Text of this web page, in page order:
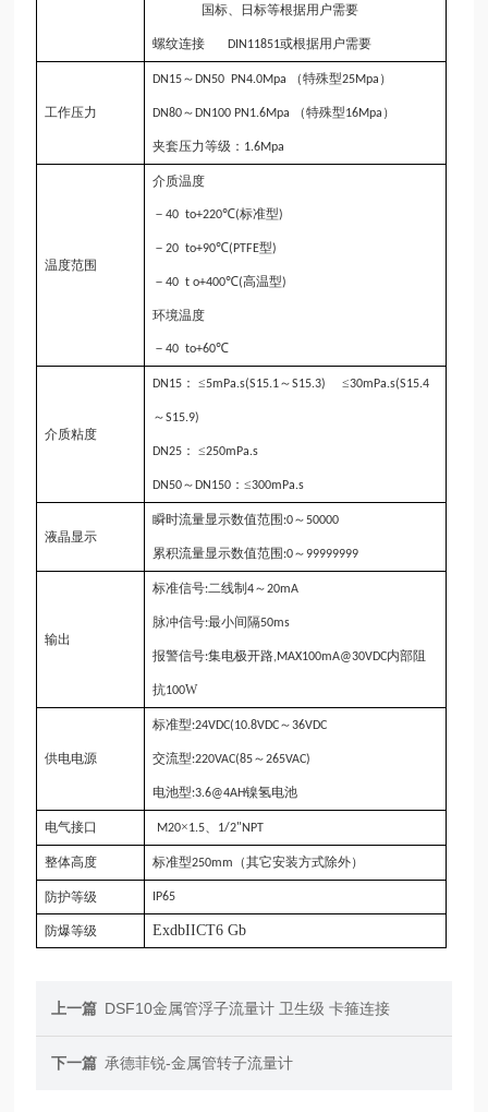
国标、日标等根据用户需要
螺纹连接 DIN11851或根据用户需要
工作压力
DN15～DN50 PN4.0Mpa （特殊型25Mpa ）
DN80～DN100 PN1.6Mpa （特殊型16Mpa ）
夹套压力等级： 1.6Mpa
温度范围
介质温度
－40 to+220℃(标准型)
－ 20 to+90℃(PTFE型)
－40 t o+400℃(高温型)
环境温度
－40 to+60℃
介质粘度
DN15 ： ≤5mPa.s(S15.1～S15.3)≤30mPa.s(S15.4
～S15.9)
DN25 ： ≤250mPa.s
DN50～DN150 ：≤300mPa.s
液晶显示
瞬时流量显示数值范围:0～ 50000
累积流量显示数值范围:0～99999999
输出
标准信号:二线制4～ 20mA
脉冲信号:最小间隔50ms
报警信号:集电极开路,MAX100mA@30VDC内部阻
抗100W
供电电源
标准型:24VDC(10.8VDC～36VDC
交流型:220VAC(85～ 265VAC)
电池型:3.6@4AH镍氢电池
电气接口 M20×1.5 1/2"NPT
整体高度 标准型250mm （其它安装方式除外）
防护等级 IP65
防爆等级 ExdbIICT6 Gb
上一篇 DSF10金属管浮子流量计 卫生级 卡箍连接
下一篇 承德菲锐-金属管转子流量计